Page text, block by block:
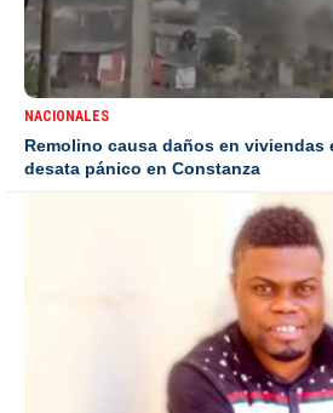
NACIONALES
Remolino causa daños en viviendas
desata pánico en Constanza